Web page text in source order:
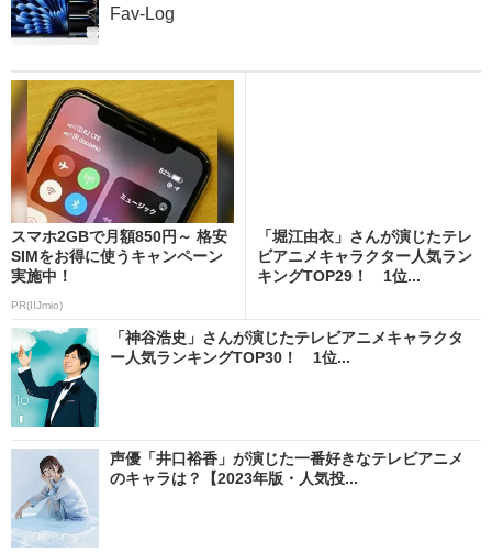
Fav-Log
スマホ2GBで月額850円～ 格安
SIMをお得に使うキャンペーン
実施中！
PR(IIJmio)
「堀江由衣」さんが演じたテレ
ビアニメキャラクター人気ラン
キングTOP29！ 1位...
「神谷浩史」さんが演じたテレビアニメキャラクタ
ー人気ランキングTOP30！ 1位...
声優「井口裕香」が演じた一番好きなテレビアニメ
のキャラは？【2023年版・人気投...